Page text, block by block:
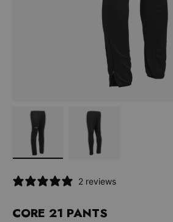
2 reviews
CORE 21 PANTS